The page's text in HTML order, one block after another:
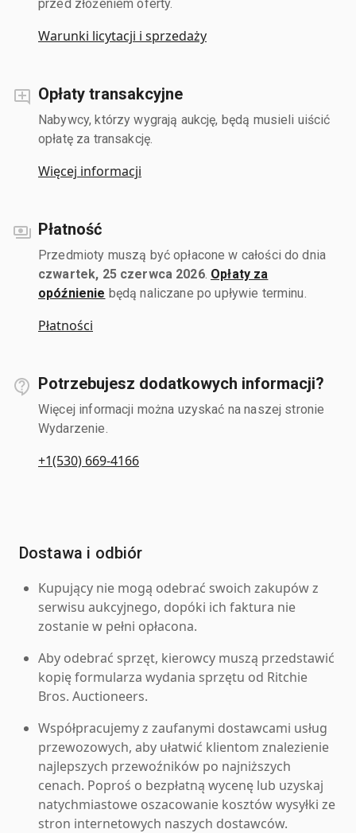
przed złożeniem oferty.
Warunki licytacji i sprzedaży
Opłaty transakcyjne
Nabywcy, którzy wygrają aukcję, będą musieli uiścić
opłatę za transakcję.
Więcej informacji
Płatność
Przedmioty muszą być opłacone w całości do dnia
czwartek, 25 czerwca 2026. Opłaty za
opóźnienie będą naliczane po upływie terminu.
Płatności
Potrzebujesz dodatkowych informacji?
Więcej informacji można uzyskać na naszej stronie
Wydarzenie.
+1(530) 669-4166
Dostawa i odbiór
Kupujący nie mogą odebrać swoich zakupów z
serwisu aukcyjnego, dopóki ich faktura nie
zostanie w pełni opłacona.
Aby odebrać sprzęt, kierowcy muszą przedstawić
kopię formularza wydania sprzętu od Ritchie
Bros. Auctioneers.
Współpracujemy z zaufanymi dostawcami usług
przewozowych, aby ułatwić klientom znalezienie
najlepszych przewoźników po najniższych
cenach. Poproś o bezpłatną wycenę lub uzyskaj
natychmiastowe oszacowanie kosztów wysyłki ze
stron internetowych naszych dostawców.